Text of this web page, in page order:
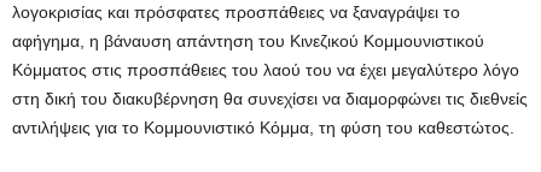
λογοκρισίας και πρόσφατες προσπάθειες να ξαναγράψει το
αφήγημα, η βάναυση απάντηση του Κινεζικού Κομμουνιστικού
Κόμματος στις προσπάθειες του λαού του να έχει μεγαλύτερο λόγο
στη δική του διακυβέρνηση θα συνεχίσει να διαμορφώνει τις διεθνείς
αντιλήψεις για το Κομμουνιστικό Κόμμα, τη φύση του καθεστώτος.